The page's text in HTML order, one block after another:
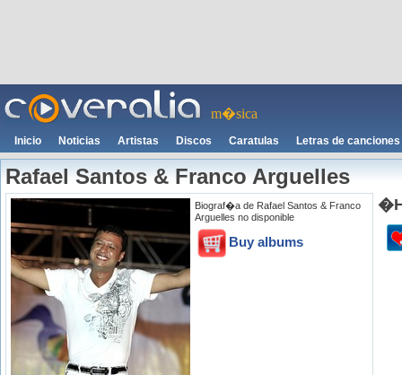
m�sica
Inicio Noticias Artistas Discos Caratulas Letras de canciones
Rafael Santos & Franco Arguelles
Biograf�a de Rafael Santos & Franco
Arguelles no disponible
Buy albums